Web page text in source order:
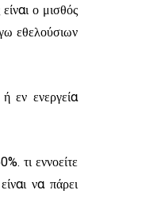
ο μισθός
εθελούσιων
εν ενεργεία
τι εννοείτε
να πάρει